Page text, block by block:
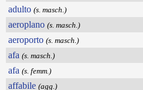
adulto (s. masch.)
aeroplano (s. masch.)
aeroporto (s. masch.)
afa (s. masch.)
afa (s. femm.)
affabile (agg.)